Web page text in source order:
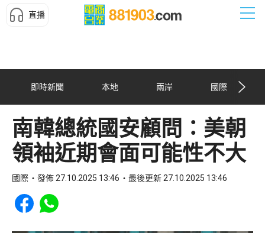
直播
即時新聞 本地 兩岸 國際
南韓總統國安顧問：美朝
領袖近期會面可能性不大
國際 發佈 27.10.2025 13:46 最後更新 27.10.2025 13:46
Share to Facebook
Share to WhatsApp